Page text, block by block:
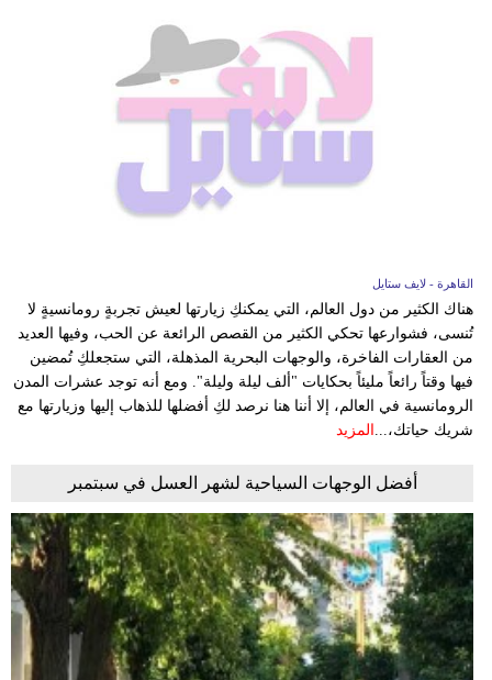
القاهرة - لايف ستايل
هناك الكثير من دول العالم، التي يمكنكِ زيارتها لعيش تجربةٍ رومانسيةٍ لا
تُنسى، فشوارعها تحكي الكثير من القصص الرائعة عن الحب، وفيها العديد
من العقارات الفاخرة، والوجهات البحرية المذهلة، التي ستجعلكِ تُمضين
فيها وقتاً رائعاً مليئاً بحكايات "ألف ليلة وليلة". ومع أنه توجد عشرات المدن
الرومانسية في العالم، إلا أننا هنا نرصد لكِ أفضلها للذهاب إليها وزيارتها مع
شريك حياتك،... المزيد
أفضل الوجهات السياحية لشهر العسل في سبتمبر